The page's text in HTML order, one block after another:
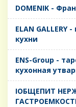
DOMENIK -
ELAN
кухни
ENS-Group -
кухонная
IОБЩЕПИТ